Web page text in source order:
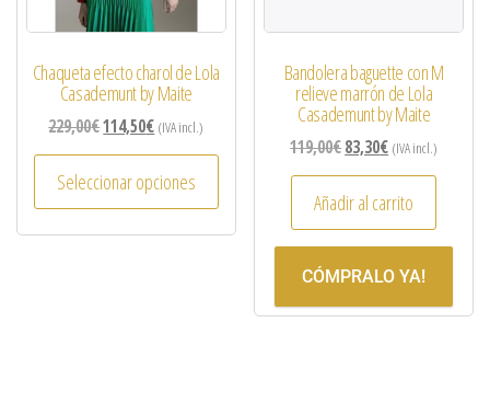
Chaqueta efecto charol de Lola
Casademunt by Maite
229,00€114,50€ (IVA incl.)
Seleccionar opciones
Bandolera baguette con M
relieve marrón de Lola
Casademunt by Maite
119,00€83,30€ (IVA incl.)
Añadir al carrito
CÓMPRALO YA!